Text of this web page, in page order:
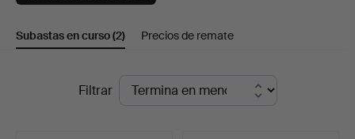
Auktionsverk
Subastas en curso(2) Precios de remate
SubastasFiltrar